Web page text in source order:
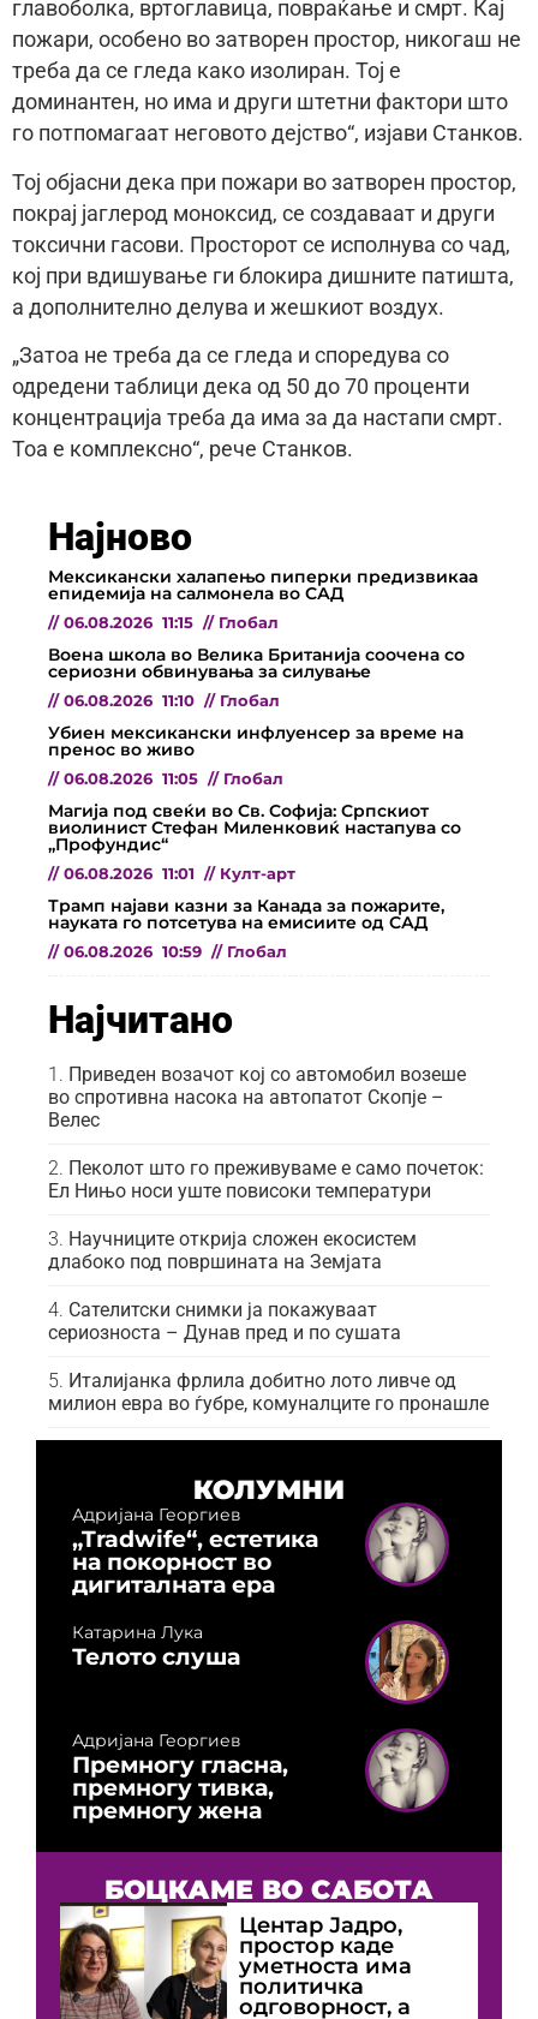
главоболка, вртоглавица, повраќање и смрт. Кај
пожари, особено во затворен простор, никогаш не
треба да се гледа како изолиран. Тој е
доминантен, но има и други штетни фактори што
го потпомагаат неговото дејство“, изјави Станков.
Тој објасни дека при пожари во затворен простор,
покрај јаглерод моноксид, се создаваат и други
токсични гасови. Просторот се исполнува со чад,
кој при вдишување ги блокира дишните патишта,
а дополнително делува и жешкиот воздух.
„Затоа не треба да се гледа и споредува со
одредени таблици дека од 50 до 70 проценти
концентрација треба да има за да настапи смрт.
Тоа е комплексно“, рече Станков.
Најново
Мексикански халапењо пиперки предизвикаа
епидемија на салмонела во САД
// 06.08.2026 11:15 // Глобал
Воена школа во Велика Британија соочена со
сериозни обвинувања за силување
// 06.08.2026 11:10 // Глобал
Убиен мексикански инфлуенсер за време на
пренос во живо
// 06.08.2026 11:05 // Глобал
Магија под свеќи во Св. Софија: Српскиот
виолинист Стефан Миленковиќ настапува со
„Профундис“
// 06.08.2026 11:01 // Култ-арт
Трамп најави казни за Канада за пожарите,
науката го потсетува на емисиите од САД
// 06.08.2026 10:59 // Глобал
Најчитано
Приведен возачот кој со автомобил возеше
во спротивна насока на автопатот Скопје –
Велес
Пеколот што го преживуваме е само почеток:
Ел Нињо носи уште повисоки температури
Научниците открија сложен екосистем
длабоко под површината на Земјата
Сателитски снимки ја покажуваат
сериозноста – Дунав пред и по сушата
Италијанка фрлила добитно лото ливче од
милион евра во ѓубре, комуналците го пронашле
КОЛУМНИ
Адријана Георгиев
„Tradwife“, естетика
на покорност во
дигиталната ера
Катарина Лука
Телото слуша
Адријана Георгиев
Премногу гласна,
премногу тивка,
премногу жена
БОЦКАМЕ ВО САБОТА
Центар Јадро,
простор каде
уметноста има
политичка
одговорност, а